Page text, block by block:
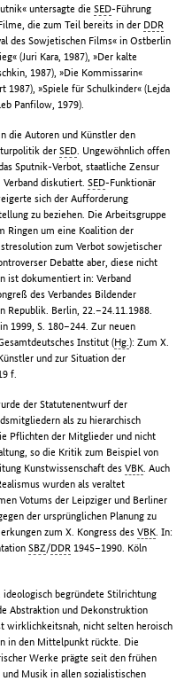
untersagte dieSED-Führung
die zum Teil bereits in der DDR
des Sowjetischen Films« in Ostberlin
(Juri Kara, 1987), »Der kalte
1987), »Die Kommissarin«
1987), »Spiele für Schulkinder« (Lejda
Panfilow, 1979).
die Autoren und Künstler den
derSED . Ungewöhnlich offen
Sputnik-Verbot, staatliche Zensur
Verband diskutiert.SED-Funktionär
sich der Aufforderung
zu beziehen. Die Arbeitsgruppe
Ringen um eine Koalition der
zum Verbot sowjetischer
Debatte aber, diese nicht
ist dokumentiert in: Verband
des Verbandes Bildender
Republik. Berlin, 22.–24.11.1988.
1999, S. 180–244. Zur neuen
Institut (Hg.): Zum X.
und zur Situation der
f.
der Statutenentwurf der
als zu hierarchisch
Pflichten der Mitglieder und nicht
so die Kritik zum Beispiel von
Kunstwissenschaft desVBK . Auch
wurden als veraltet
Votums der Leipziger und Berliner
der ursprünglichen Planung zu
zum X. Kongress desVBK . In:
SBZ/DDR 1945–1990. Köln
ideologisch begründete Stilrichtung
Abstraktion und Dekonstruktion
wirklichkeitsnah, nicht selten heroisch
in den Mittelpunkt rückte. Die
Werke prägte seit den frühen
Musik in allen sozialistischen